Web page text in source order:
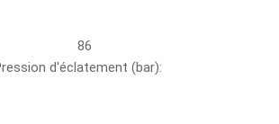
86
d'éclatement (bar):